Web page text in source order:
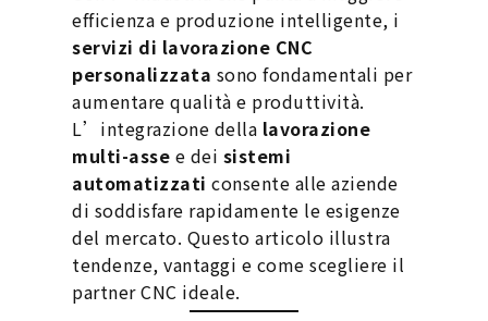
efficienza e produzione intelligente, i
servizi di lavorazione CNC
personalizzata sono fondamentali per
aumentare qualità e produttività.
L’integrazione della lavorazione
multi-asse e dei sistemi
automatizzati consente alle aziende
di soddisfare rapidamente le esigenze
del mercato. Questo articolo illustra
tendenze, vantaggi e come scegliere il
partner CNC ideale.